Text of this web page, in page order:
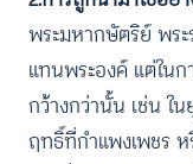
พระมหากษัตริย์ พร
แทนพระองค์ แต่ใน
กว้างกว่านั้น เช่น
ฤทธิ์ที่กำแพงเพชร